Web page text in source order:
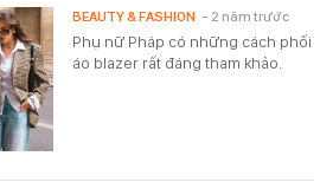
Phụ nữ Pháp có những cách phối
áo blazer rất đáng tham khảo.
BEAUTY & FASHION - 2 năm trước